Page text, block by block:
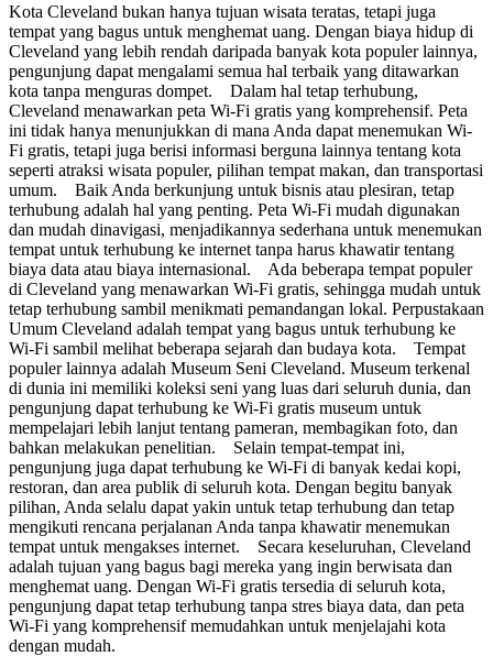
Kota Cleveland bukan hanya tujuan wisata teratas, tetapi juga
tempat yang bagus untuk menghemat uang. Dengan biaya hidup di
Cleveland yang lebih rendah daripada banyak kota populer lainnya,
pengunjung dapat mengalami semua hal terbaik yang ditawarkan
kota tanpa menguras dompet. Dalam hal tetap terhubung,
Cleveland menawarkan peta Wi-Fi gratis yang komprehensif. Peta
ini tidak hanya menunjukkan di mana Anda dapat menemukan Wi-
Fi gratis, tetapi juga berisi informasi berguna lainnya tentang kota
seperti atraksi wisata populer, pilihan tempat makan, dan transportasi
umum. Baik Anda berkunjung untuk bisnis atau plesiran, tetap
terhubung adalah hal yang penting. Peta Wi-Fi mudah digunakan
dan mudah dinavigasi, menjadikannya sederhana untuk menemukan
tempat untuk terhubung ke internet tanpa harus khawatir tentang
biaya data atau biaya internasional. Ada beberapa tempat populer
di Cleveland yang menawarkan Wi-Fi gratis, sehingga mudah untuk
tetap terhubung sambil menikmati pemandangan lokal. Perpustakaan
Umum Cleveland adalah tempat yang bagus untuk terhubung ke
Wi-Fi sambil melihat beberapa sejarah dan budaya kota. Tempat
populer lainnya adalah Museum Seni Cleveland. Museum terkenal
di dunia ini memiliki koleksi seni yang luas dari seluruh dunia, dan
pengunjung dapat terhubung ke Wi-Fi gratis museum untuk
mempelajari lebih lanjut tentang pameran, membagikan foto, dan
bahkan melakukan penelitian. Selain tempat-tempat ini,
pengunjung juga dapat terhubung ke Wi-Fi di banyak kedai kopi,
restoran, dan area publik di seluruh kota. Dengan begitu banyak
pilihan, Anda selalu dapat yakin untuk tetap terhubung dan tetap
mengikuti rencana perjalanan Anda tanpa khawatir menemukan
tempat untuk mengakses internet. Secara keseluruhan, Cleveland
adalah tujuan yang bagus bagi mereka yang ingin berwisata dan
menghemat uang. Dengan Wi-Fi gratis tersedia di seluruh kota,
pengunjung dapat tetap terhubung tanpa stres biaya data, dan peta
Wi-Fi yang komprehensif memudahkan untuk menjelajahi kota
dengan mudah.